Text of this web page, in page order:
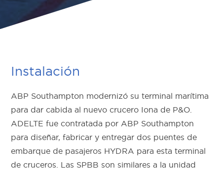
Instalación
ABP Southampton modernizó su terminal marítima
para dar cabida al nuevo crucero Iona de P&O.
ADELTE fue contratada por ABP Southampton
para diseñar, fabricar y entregar dos puentes de
embarque de pasajeros HYDRA para esta terminal
de cruceros. Las SPBB son similares a la unidad